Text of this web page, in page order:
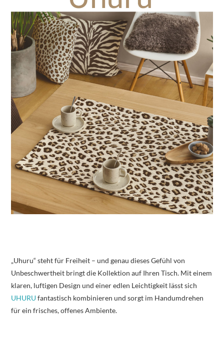
„Uhuru“ steht für Freiheit – und genau dieses Gefühl von
Unbeschwertheit bringt die Kollektion auf Ihren Tisch. Mit einem
klaren, luftigen Design und einer edlen Leichtigkeit lässt sich
UHURUfantastisch kombinieren und sorgt im Handumdrehen
für ein frisches, offenes Ambiente.